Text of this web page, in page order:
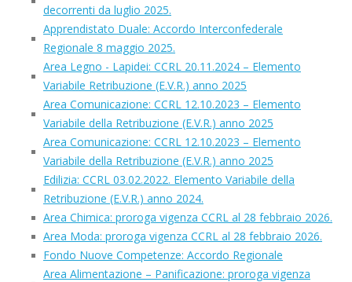
decorrenti da luglio 2025.
Apprendistato Duale: Accordo Interconfederale
Regionale 8 maggio 2025.
Area Legno - Lapidei: CCRL 20.11.2024 – Elemento
Variabile Retribuzione (E.V.R.) anno 2025
Area Comunicazione: CCRL 12.10.2023 – Elemento
Variabile della Retribuzione (E.V.R.) anno 2025
Area Comunicazione: CCRL 12.10.2023 – Elemento
Variabile della Retribuzione (E.V.R.) anno 2025
Edilizia: CCRL 03.02.2022. Elemento Variabile della
Retribuzione (E.V.R.) anno 2024.
Area Chimica: proroga vigenza CCRL al 28 febbraio 2026.
Area Moda: proroga vigenza CCRL al 28 febbraio 2026.
Fondo Nuove Competenze: Accordo Regionale
Area Alimentazione – Panificazione: proroga vigenza